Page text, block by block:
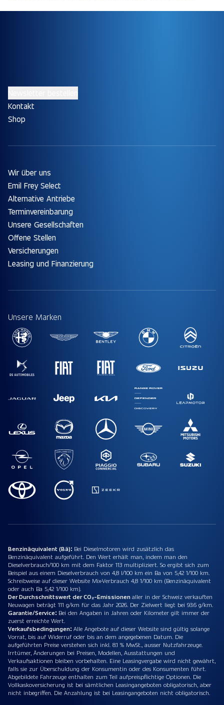
Kontakt
Shop
Wir über uns
Emil Frey Select
Alternative Antriebe
Terminvereinbarung
Unsere Gesellschaften
Offene Stellen
Versicherungen
Leasing und Finanzierung
Unsere Marken
Benzinäquivalent (Bä): Bei Dieselmotoren wird zusätzlich das
Benzinäquivalent aufgeführt. Den Wert erhält man, indem man den
Dieselverbrauch/100 km mit dem Faktor 113 multipliziert. So ergibt sich zum
Beispiel aus einem Dieselverbrauch von 4,8 l/100 km ein Ba von 5,42 1/100 km.
Schreibweise auf dieser Website Mix-Verbrauch 4,8 1/100 km (Benzinäquivalent
oder auch Ba 5,42 1/100 km).
Der Durchschnittswert der CO₂-Emissionenaller in der Schweiz verkauften
Neuwagen beträgt 111 g/km für das Jahr 2026. Der Zielwert liegt bei 93.6 g/km.
Garantie/Service: Bei den Angaben in Jahren oder Kilometer gilt immer der
zuerst erreichte Wert.
Verkaufsbedingungen: Alle Angebote auf dieser Website sind gültig solange
Vorrat, bis auf Widerruf oder bis an dem angegebenen Datum. Die
aufgeführten Preise verstehen sich inkl. 8.1 % MwSt., ausser Nutzfahrzeuge.
Irrtümer, Änderungen bei Preisen, Modellen, Ausstattungen und
Verkaufsaktionen bleiben vorbehalten. Eine Leasingvergabe wird nicht gewährt,
falls sie zur Überschuldung der Konsumentin oder des Konsumenten führt.
Abgebildete Fahrzeuge enthalten zum Teil aufpreispflichtige Optionen. Die
Vollkaskoversicherung ist bei sämtlichen Leasingangeboten obligatorisch, aber
nicht inbegriffen. Die Anzahlung ist bei Leasingangeboten nicht obligatorisch.